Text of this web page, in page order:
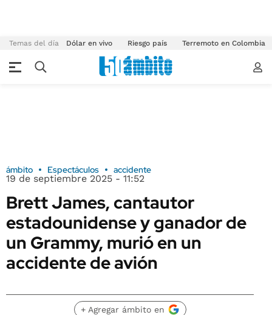
Temas del día Dólar en vivo Riesgo país Terremoto en Colombia
ámbito Espectáculos accidente
19 de septiembre 2025 - 11:52
Brett James, cantautor
estadounidense y ganador de
un Grammy, murió en un
accidente de avión
+ Agregar ámbito en